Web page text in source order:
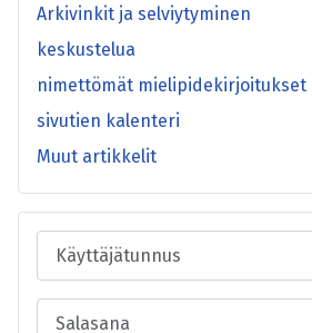
Arkivinkit ja selviytyminen
keskustelua
nimettömät mielipidekirjoitukset
sivutien kalenteri
Muut artikkelit
Käyttäjätunnus
Salasana